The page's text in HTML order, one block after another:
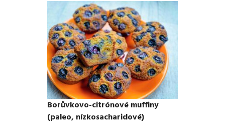
Borůvkovo-citrónové muffiny
(paleo, nízkosacharidové)